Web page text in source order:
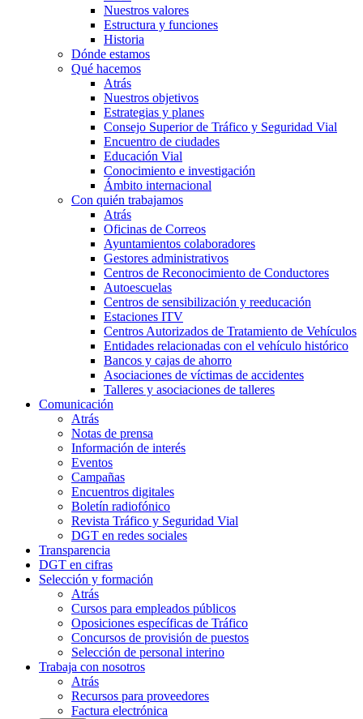
Nuestros valores
Estructura y funciones
Historia
Dónde estamos
Qué hacemos
Atrás
Nuestros objetivos
Estrategias y planes
Consejo Superior de Tráfico y Seguridad Vial
Encuentro de ciudades
Educación Vial
Conocimiento e investigación
Ámbito internacional
Con quién trabajamos
Atrás
Oficinas de Correos
Ayuntamientos colaboradores
Gestores administrativos
Centros de Reconocimiento de Conductores
Autoescuelas
Centros de sensibilización y reeducación
Estaciones ITV
Centros Autorizados de Tratamiento de Vehículos
Entidades relacionadas con el vehículo histórico
Bancos y cajas de ahorro
Asociaciones de víctimas de accidentes
Talleres y asociaciones de talleres
Comunicación
Atrás
Notas de prensa
Información de interés
Eventos
Campañas
Encuentros digitales
Boletín radiofónico
Revista Tráfico y Seguridad Vial
DGT en redes sociales
Transparencia
DGT en cifras
Selección y formación
Atrás
Cursos para empleados públicos
Oposiciones específicas de Tráfico
Concursos de provisión de puestos
Selección de personal interino
Trabaja con nosotros
Atrás
Recursos para proveedores
Factura electrónica